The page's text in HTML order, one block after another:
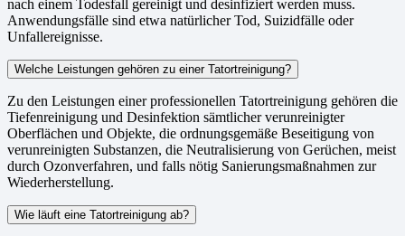
nach einem Todesfall gereinigt und desinfiziert werden muss.
Anwendungsfälle sind etwa natürlicher Tod, Suizidfälle oder
Unfallereignisse.
Welche Leistungen gehören zu einer Tatortreinigung?
Zu den Leistungen einer professionellen Tatortreinigung gehören die
Tiefenreinigung und Desinfektion sämtlicher verunreinigter
Oberflächen und Objekte, die ordnungsgemäße Beseitigung von
verunreinigten Substanzen, die Neutralisierung von Gerüchen, meist
durch Ozonverfahren, und falls nötig Sanierungsmaßnahmen zur
Wiederherstellung.
Wie läuft eine Tatortreinigung ab?